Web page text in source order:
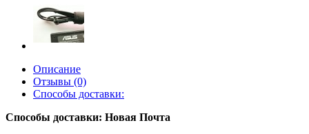
Описание
Отзывы (0)
Способы доставки:
Способы доставки: Новая Почта